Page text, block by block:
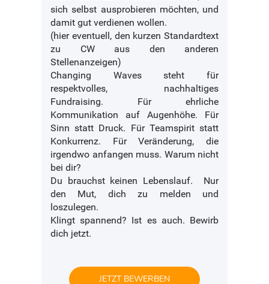
sich selbst ausprobieren möchten, und
damit gut verdienen wollen.
(hier eventuell, den kurzen Standardtext
zu CW aus den anderen
Stellenanzeigen)
Changing Waves steht für
respektvolles, nachhaltiges
Fundraising. Für ehrliche
Kommunikation auf Augenhöhe. Für
Sinn statt Druck. Für Teamspirit statt
Konkurrenz. Für Veränderung, die
irgendwo anfangen muss. Warum nicht
bei dir?
Du brauchst keinen Lebenslauf. Nur
den Mut, dich zu melden und
loszulegen.
Klingt spannend? Ist es auch. Bewirb
dich jetzt.
JETZT BEWERBEN